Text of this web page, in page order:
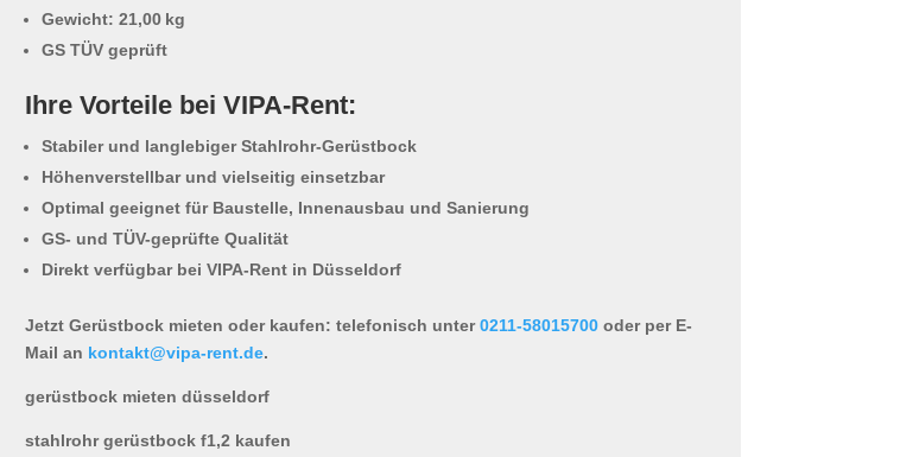
Gewicht: 21,00 kg
GS TÜV geprüft
Ihre Vorteile bei VIPA-Rent:
Stabiler und langlebiger Stahlrohr-Gerüstbock
Höhenverstellbar und vielseitig einsetzbar
Optimal geeignet für Baustelle, Innenausbau und Sanierung
GS- und TÜV-geprüfte Qualität
Direkt verfügbar bei VIPA-Rent in Düsseldorf
Jetzt Gerüstbock mieten oder kaufen: telefonisch unter0211-58015700 oder per E-
Mail an kontakt@vipa-rent.de.
gerüstbock mieten düsseldorf
stahlrohr gerüstbock f1,2 kaufen